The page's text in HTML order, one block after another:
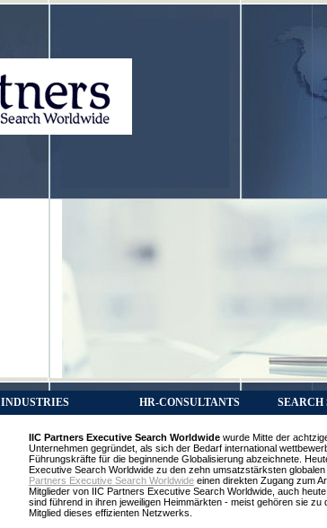
INDUSTRIES HR-CONSULTANTS SEARCH
IIC Partners Executive Search Worldwide wurde Mitte der
Unternehmen gegründet, als sich der Bedarf international
Führungskräfte für die beginnende Globalisierung abzeichnete.
Executive Search Worldwide zu den zehn umsatzstärksten
Partners Executive Search Worldwide einen direkten Zugang zum
Mitglieder von IIC Partners Executive Search Worldwide, auch
sind führend in ihren jeweiligen Heimmärkten - meist gehören sie
Mitglied dieses effizienten Netzwerks.